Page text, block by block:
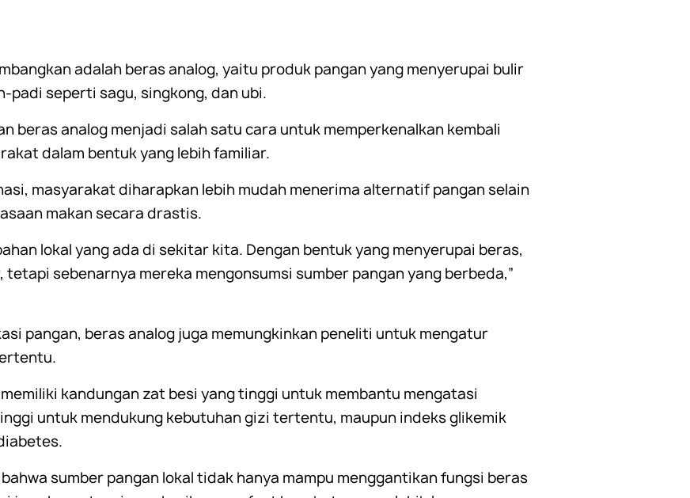
adalah beras analog, yaitu produk pangan yang menyerupai bulir
seperti sagu, singkong, dan ubi.
beras analog menjadi salah satu cara untuk memperkenalkan kembali
dalam bentuk yang lebih familiar.
masyarakat diharapkan lebih mudah menerima alternatif pangan selain
makan secara drastis.
lokal yang ada di sekitar kita. Dengan bentuk yang menyerupai beras,
sebenarnya mereka mengonsumsi sumber pangan yang berbeda,”
pangan, beras analog juga memungkinkan peneliti untuk mengatur
kandungan zat besi yang tinggi untuk membantu mengatasi
untuk mendukung kebutuhan gizi tertentu, maupun indeks glikemik
sumber pangan lokal tidak hanya mampu menggantikan fungsi beras